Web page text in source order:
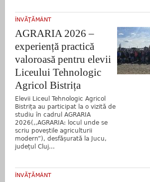
ÎNVĂŢĂMÂNT
AGRARIA 2026 –
experiență practică
valoroasă pentru elevii
Liceului Tehnologic
Agricol Bistrița
Elevii Liceul Tehnologic Agricol
Bistrița au participat la o vizită de
studiu în cadrul AGRARIA
2026(,,AGRARIA: locul unde se
scriu poveștile agriculturii
modern”), desfășurată la Jucu,
județul Cluj...
ÎNVĂŢĂMÂNT